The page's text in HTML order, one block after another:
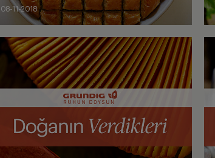
08-11-2018